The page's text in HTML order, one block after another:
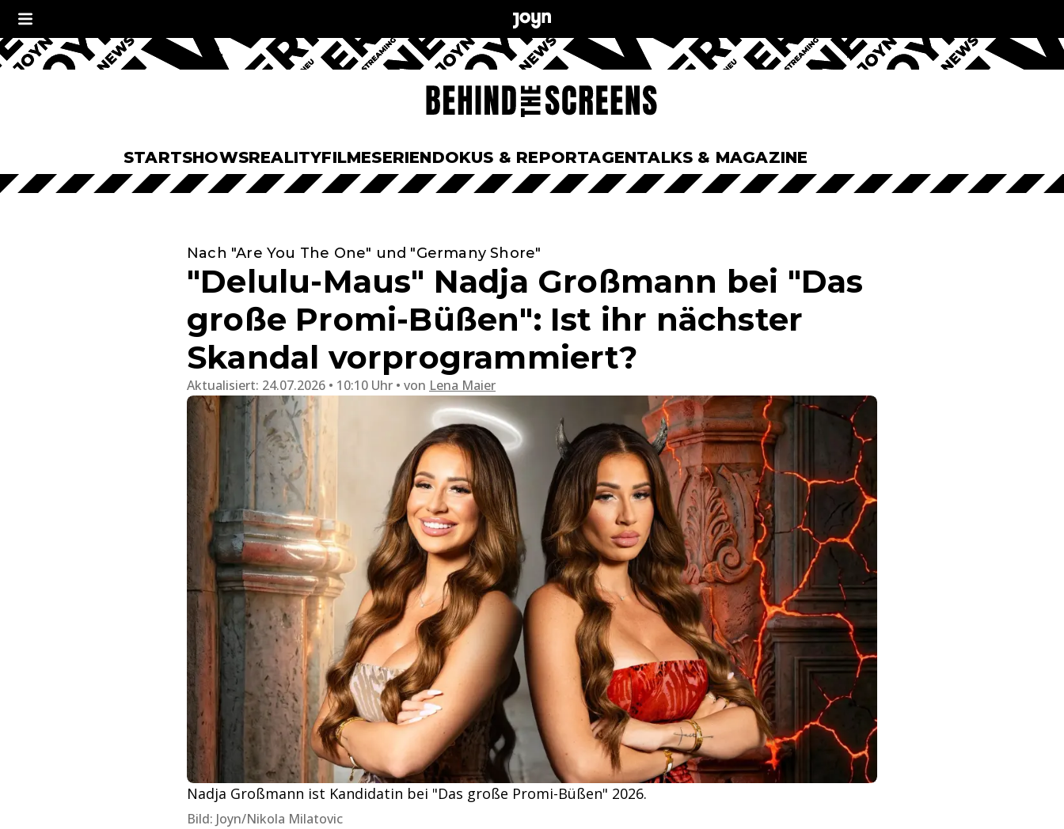
STARTSHOWSREALITYFILMESERIENDOKUS & REPORTAGENTALKS & MAGAZINE
Nach "Are You The One" und "Germany Shore"
"Delulu-Maus" Nadja Großmann bei "Das
große Promi-Büßen": Ist ihr nächster
Skandal vorprogrammiert?
Aktualisiert: 24.07.2026 • 10:10 Uhr von Lena Maier
Nadja Großmann ist Kandidatin bei "Das große Promi-Büßen" 2026.
Bild: Joyn/Nikola Milatovic